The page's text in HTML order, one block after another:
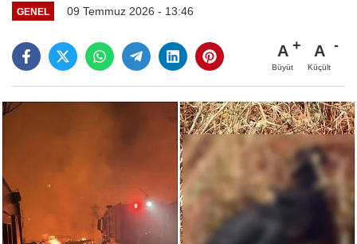
GENEL 09 Temmuz 2026 - 13:46
A
Büyüt
A
Küçült